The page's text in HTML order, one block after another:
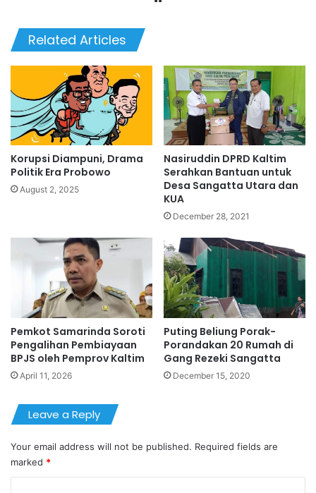
Related Articles
Korupsi Diampuni, Drama
Politik Era Probowo
August 2, 2025
Nasiruddin DPRD Kaltim
Serahkan Bantuan untuk
Desa Sangatta Utara dan
KUA
December 28, 2021
Pemkot Samarinda Soroti
Pengalihan Pembiayaan
BPJS oleh Pemprov Kaltim
April 11, 2026
Puting Beliung Porak-
Porandakan 20 Rumah di
Gang Rezeki Sangatta
December 15, 2020
Leave a Reply
Your email address will not be published. Required fields are
marked *